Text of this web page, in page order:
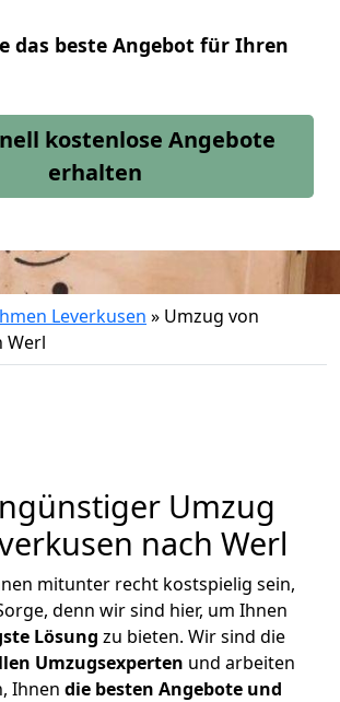
das beste Angebot für Ihren
kostenlose Angebote
erhalten
Leverkusen » Umzug von
Werl
Umzug
nach Werl
mitunter recht kostspielig sein,
denn wir sind hier, um Ihnen
Lösung zu bieten. Wir sind die
Umzugsexperten und arbeiten
Ihnen die besten Angebote und